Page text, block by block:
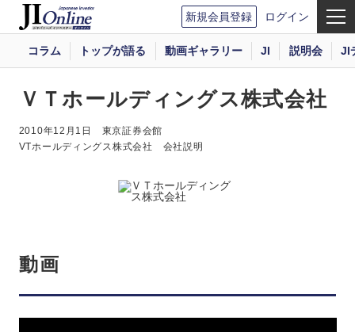
新規会員登録 ログイン
コラム トップが語る 動画ギャラリー JI 説明会 JI
ＶＴホールディングス株式会社
2010年12月1日
東京証券会館
VTホールディングス株式会社 会社説明
動画